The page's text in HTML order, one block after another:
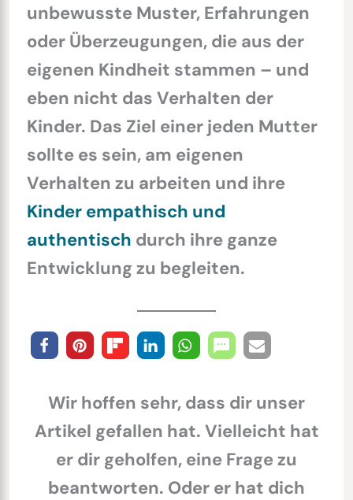
unbewusste Muster, Erfahrungen
oder Überzeugungen, die aus der
eigenen Kindheit stammen – und
eben nicht das Verhalten der
Kinder. Das Ziel einer jeden Mutter
sollte es sein, am eigenen
Verhalten zu arbeiten und ihre
Kinder empathisch und
authentisch durch ihre ganze
Entwicklung zu begleiten.
Wir hoffen sehr, dass dir unser
Artikel gefallen hat. Vielleicht hat
er dir geholfen, eine Frage zu
beantworten. Oder er hat dich